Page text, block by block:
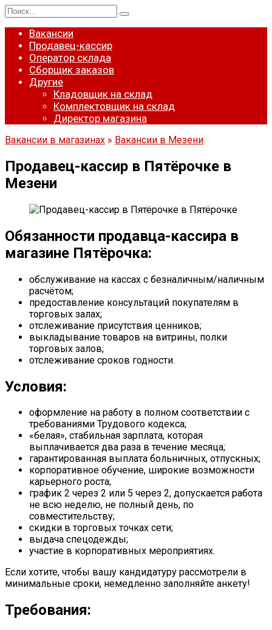
Перейти
к
содержанию
Search
for:
Вакансии
Продавец-кассир
Оператор склада
Сборщик заказов
Другие
Кладовщик на склад
Комплектовщик на склад
Директор магазина
Вакансии в магазинах » Вакансии в Мезени
Продавец-кассир в Пятёрочке в
Мезени
Обязанности продавца-кассира в
магазине Пятёрочка:
обслуживание на кассах с безналичным/наличным
расчётом;
предоставление консультаций покупателям в
торговых залах;
отслеживание присутствия ценников;
выкладывание товаров на витрины, полки
торговых залов;
отслеживание сроков годности.
Условия:
оформление на работу в полном соответствии с
требованиями Трудового кодекса;
«белая», стабильная зарплата, которая
выплачивается два раза в течение месяца;
гарантированная выплата больничных, отпускных;
корпоративное обучение, широкие возможности
карьерного роста;
график 2 через 2 или 5 через 2, допускается работа
не всю неделю, не полный день, по
совместительству;
скидки в торговых точках сети;
выдача спецодежды;
участие в корпоративных мероприятиях.
Если хотите, чтобы вашу кандидатуру рассмотрели в
минимальные сроки, немедленно заполняйте анкету!
Требования: